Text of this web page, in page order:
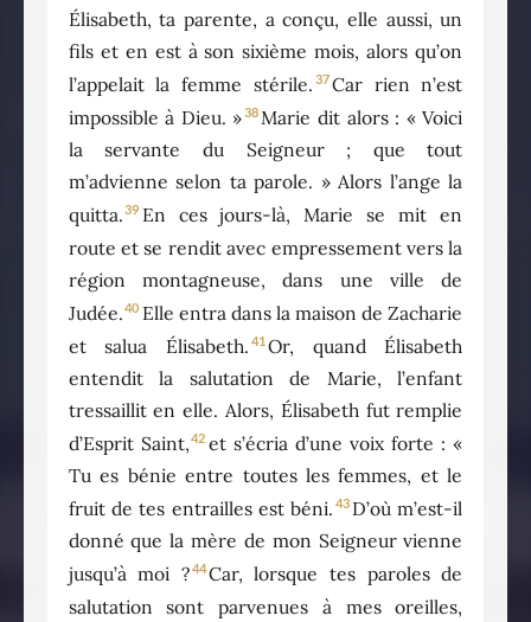
Élisabeth, ta parente, a conçu, elle aussi, un
fils et en est à son sixième mois, alors qu’on
l’appelait la femme stérile. 37Car rien n’est
impossible à Dieu. »38Marie dit alors : « Voici
la servante du Seigneur ; que tout
m’advienne selon ta parole. » Alors l’ange la
quitta.39 En ces jours-là, Marie se mit en
route et se rendit avec empressement vers la
région montagneuse, dans une ville de
Judée.40 Elle entra dans la maison de Zacharie
et salua Élisabeth. 41 Or, quand Élisabeth
entendit la salutation de Marie, l’enfant
tressaillit en elle. Alors, Élisabeth fut remplie
d’Esprit Saint,42 et s’écria d’une voix forte : «
Tu es bénie entre toutes les femmes, et le
fruit de tes entrailles est béni. 43 D’où m’est-il
donné que la mère de mon Seigneur vienne
jusqu’à moi ?44Car, lorsque tes paroles de
salutation sont parvenues à mes oreilles,